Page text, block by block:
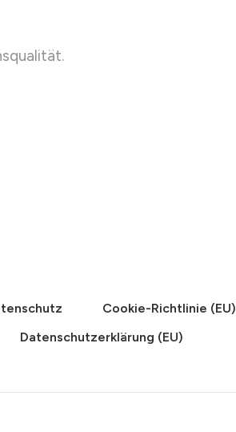
Cookie-Richtlinie (EU)
Datenschutzerklärung (EU)